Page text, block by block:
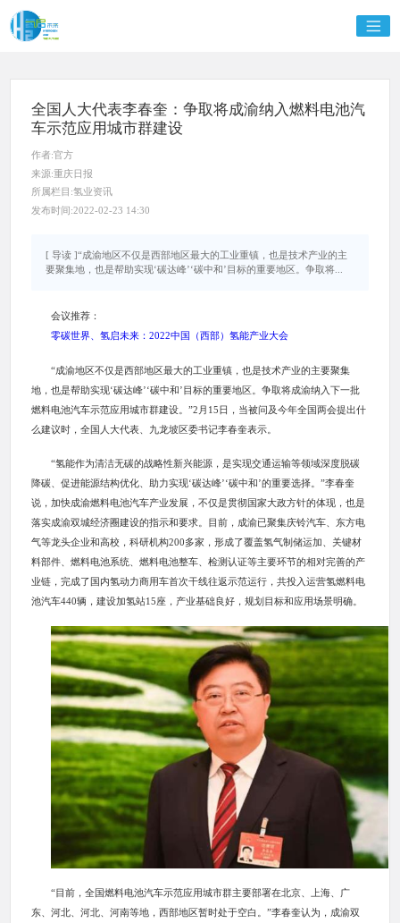
全国人大代表李春奎：争取将成渝纳入燃料电池汽
车示范应用城市群建设
作者:官方
来源:重庆日报
所属栏目:氢业资讯
发布时间:2022-02-23 14:30
[ 导读 ]“成渝地区不仅是西部地区最大的工业重镇，也是技术产业的主
要聚集地，也是帮助实现‘碳达峰’‘碳中和’目标的重要地区。争取将...
会议推荐：
零碳世界、氢启未来：2022中国（西部）氢能产业大会
“成渝地区不仅是西部地区最大的工业重镇，也是技术产业的主要聚集
地，也是帮助实现‘碳达峰’‘碳中和’目标的重要地区。争取将成渝纳入下一批
燃料电池汽车示范应用城市群建设。”2月15日，当被问及今年全国两会提出什
么建议时，全国人大代表、九龙坡区委书记李春奎表示。
“氢能作为清洁无碳的战略性新兴能源，是实现交通运输等领域深度脱碳
降碳、促进能源结构优化、助力实现‘碳达峰’‘碳中和’的重要选择。”李春奎
说，加快成渝燃料电池汽车产业发展，不仅是贯彻国家大政方针的体现，也是
落实成渝双城经济圈建设的指示和要求。目前，成渝已聚集庆铃汽车、东方电
气等龙头企业和高校，科研机构200多家，形成了覆盖氢气制储运加、关键材
料部件、燃料电池系统、燃料电池整车、检测认证等主要环节的相对完善的产
业链，完成了国内氢动力商用车首次干线往返示范运行，共投入运营氢燃料电
池汽车440辆，建设加氢站15座，产业基础良好，规划目标和应用场景明确。
“目前，全国燃料电池汽车示范应用城市群主要部署在北京、上海、广
东、河北、河北、河南等地，西部地区暂时处于空白。”李春奎认为，成渝双